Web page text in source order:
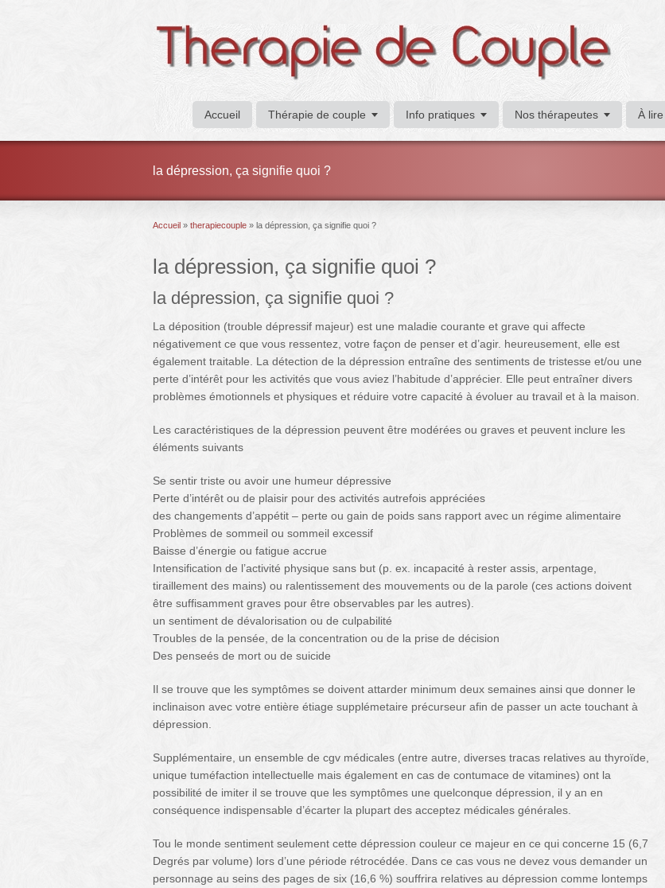
Accueil Thérapie de couple Info pratiques Nos thérapeutes À lire
la dépression, ça signifie quoi ?
Accueil » therapiecouple » la dépression, ça signifie quoi ?
la dépression, ça signifie quoi ?
la dépression, ça signifie quoi ?
La déposition (trouble dépressif majeur) est une maladie courante et grave qui affecte
négativement ce que vous ressentez, votre façon de penser et d’agir. heureusement, elle est
également traitable. La détection de la dépression entraîne des sentiments de tristesse et/ou une
perte d’intérêt pour les activités que vous aviez l’habitude d’apprécier. Elle peut entraîner divers
problèmes émotionnels et physiques et réduire votre capacité à évoluer au travail et à la maison.
Les caractéristiques de la dépression peuvent être modérées ou graves et peuvent inclure les
éléments suivants
Se sentir triste ou avoir une humeur dépressive
Perte d’intérêt ou de plaisir pour des activités autrefois appréciées
des changements d’appétit – perte ou gain de poids sans rapport avec un régime alimentaire
Problèmes de sommeil ou sommeil excessif
Baisse d’énergie ou fatigue accrue
Intensification de l’activité physique sans but (p. ex. incapacité à rester assis, arpentage,
tiraillement des mains) ou ralentissement des mouvements ou de la parole (ces actions doivent
être suffisamment graves pour être observables par les autres).
un sentiment de dévalorisation ou de culpabilité
Troubles de la pensée, de la concentration ou de la prise de décision
Des penseés de mort ou de suicide
Il se trouve que les symptômes se doivent attarder minimum deux semaines ainsi que donner le
inclinaison avec votre entière étiage supplémetaire précurseur afin de passer un acte touchant à
dépression.
Supplémentaire, un ensemble de cgv médicales (entre autre, diverses tracas relatives au thyroïde,
unique tuméfaction intellectuelle mais également en cas de contumace de vitamines) ont la
possibilité de imiter il se trouve que les symptômes une quelconque dépression, il y an en
conséquence indispensable d’écarter la plupart des acceptez médicales générales.
Tou le monde sentiment seulement cette dépression couleur ce majeur en ce qui concerne 15 (6,7
Degrés par volume) lors d’une période rétrocédée. Dans ce cas vous ne devez vous demander un
personnage au seins des pages de six (16,6 %) souffrira relatives au dépression comme lontemps